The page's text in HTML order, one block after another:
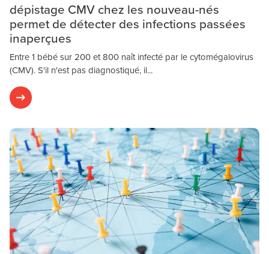
dépistage CMV chez les nouveau-nés
permet de détecter des infections passées
inaperçues
Entre 1 bébé sur 200 et 800 naît infecté par le cytomégalovirus
(CMV). S'il n'est pas diagnostiqué, il...